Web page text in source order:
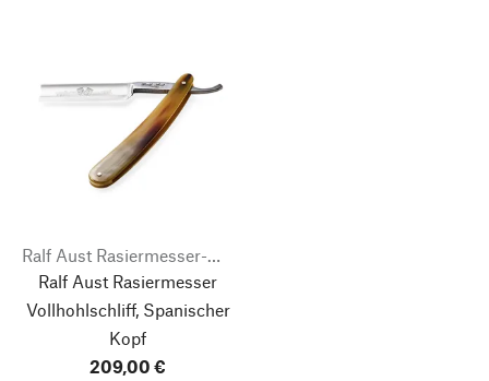
Ralf Aust Rasiermesser-Manufaktur
Ralf Aust Rasiermesser
Vollhohlschliff, Spanischer
Kopf
209,00 €